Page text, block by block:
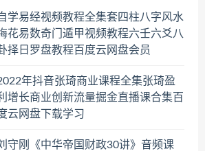
学易经视频教程全集套四柱八字风水
花易数奇门遁甲视频教程六壬六爻八
择日罗盘教程百度云网盘会员
年抖音张琦商业课程全集张琦盈
增长商业创新流量掘金直播课合集百
云网盘下载学习
守刚《中华帝国财政30讲》音频课